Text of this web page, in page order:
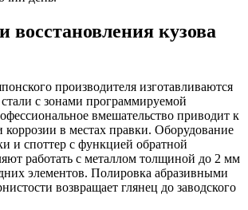
восстановления кузова
производителя изготавливаются
с зонами программируемой
вмешательство приводит к
коррозии в местах правки. Оборудование
и споттер с функцией обратной
работать с металлом толщиной до 2 мм
элементов. Полировка абразивными
возвращает глянец до заводского